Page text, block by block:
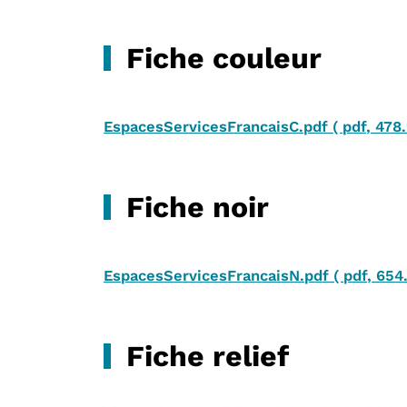
Fiche couleur
EspacesServicesFrancaisC.pdf ( pdf,
Fiche noir
EspacesServicesFrancaisN.pdf ( pdf,
Fiche relief